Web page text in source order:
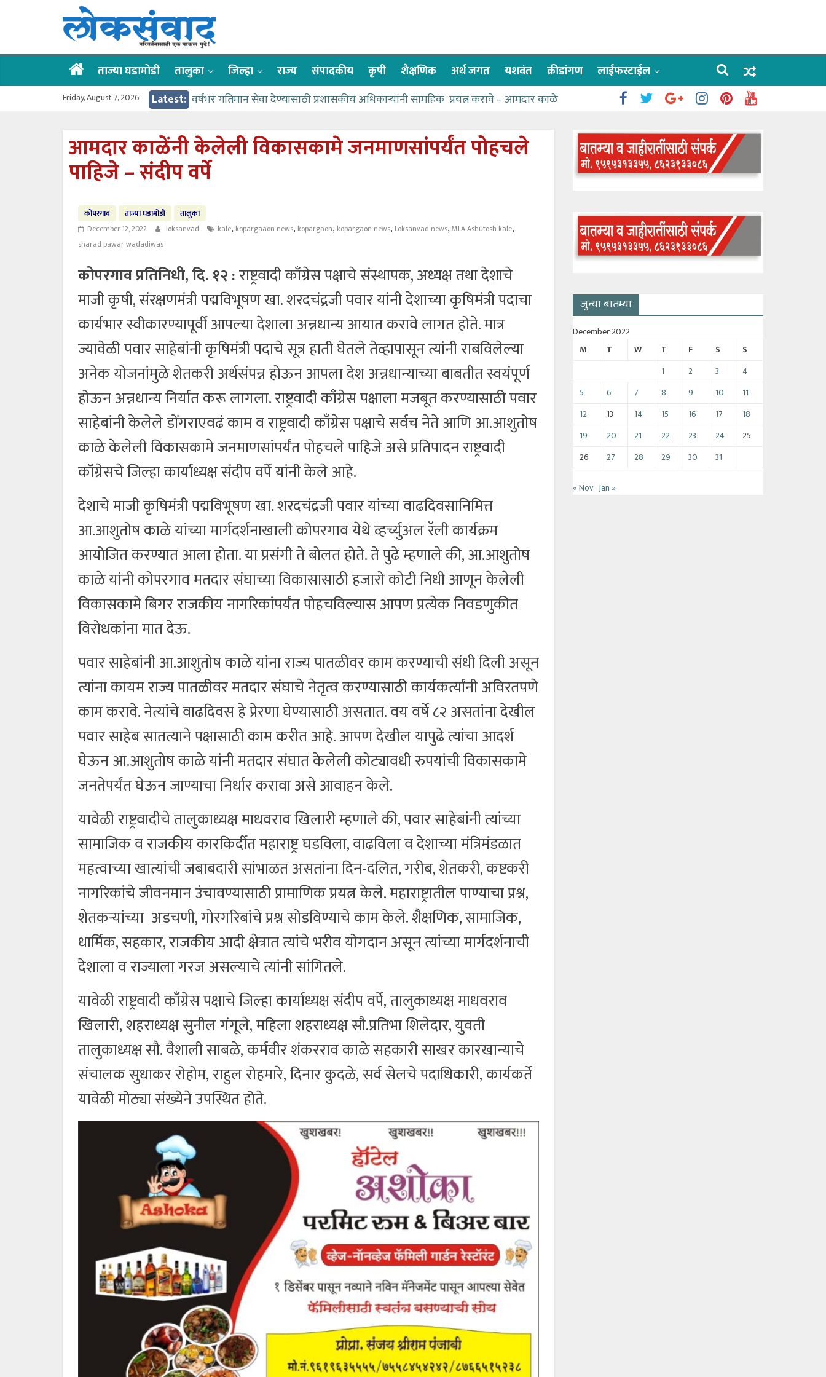
लोकसंवाद
ताज्या
घडामोडी
ताज्या घडामोडी तालुका जिल्हा राज्य संपादकीय कृषी शैक्षणिक अर्थ जगत यशवंत क्रीडांगण लाईफस्टाईल
Friday, August 7, 2026 Latest: वर्षभर गतिमान सेवा देण्यासाठी प्रशासकीय अधिकाऱ्यांनी सामुहिक प्रयत्न करावे – आमदार काळे
आत्मामालिक गुरूकूलाचे २२८ विद्यार्थी शिष्यवृत्तीस पात्र
ईच्छा आणि मेहनतीच्या बळावर यश मिळवता येते – शिवप्रसाद पंडोरे
आमदार आशुतोष काळे यांचा वाढदिवस विविध सामाजिक उपक्रमांनी साजरा
आमदार काळेंनी केलेली विकासकामे जनमाणसांपर्यंत पोहचले
पाहिजे – संदीप वर्पे
कोपरगाव ताज्या घडामोडी
तालुका
December 12, 2022
loksanvad kale, kopargaaon news, kopargaon, kopargaon news, Loksanvad news, MLA Ashutosh kale,
sharad pawar wadadiwas
कोपरगाव प्रतिनिधी, दि. १२ :राष्ट्रवादी काँग्रेस पक्षाचे संस्थापक, अध्यक्ष तथा देशाचे
माजी कृषी, संरक्षणमंत्री पद्मविभूषण खा. शरदचंद्रजी पवार यांनी देशाच्या कृषिमंत्री पदाचा
कार्यभार स्वीकारण्यापूर्वी आपल्या देशाला अन्नधान्य आयात करावे लागत होते. मात्र
ज्यावेळी पवार साहेबांनी कृषिमंत्री पदाचे सूत्र हाती घेतले तेव्हापासून त्यांनी राबविलेल्या
अनेक योजनांमुळे शेतकरी अर्थसंपन्न होऊन आपला देश अन्नधान्याच्या बाबतीत स्वयंपूर्ण
होऊन अन्नधान्य निर्यात करू लागला. राष्ट्रवादी काँग्रेस पक्षाला मजबूत करण्यासाठी पवार
साहेबांनी केलेले डोंगराएवढं काम व राष्ट्रवादी काँग्रेस पक्षाचे सर्वच नेते आणि आ.आशुतोष
काळे केलेली विकासकामे जनमाणसांपर्यंत पोहचले पाहिजे असे प्रतिपादन राष्ट्रवादी
कॉंग्रेसचे जिल्हा कार्याध्यक्ष संदीप वर्पे यांनी केले आहे.
देशाचे माजी कृषिमंत्री पद्मविभूषण खा. शरदचंद्रजी पवार यांच्या वाढदिवसानिमित्त
आ.आशुतोष काळे यांच्या मार्गदर्शनाखाली कोपरगाव येथे व्हर्च्युअल रॅली कार्यक्रम
आयोजित करण्यात आला होता. या प्रसंगी ते बोलत होते. ते पुढे म्हणाले की, आ.आशुतोष
काळे यांनी कोपरगाव मतदार संघाच्या विकासासाठी हजारो कोटी निधी आणून केलेली
विकासकामे बिगर राजकीय नागरिकांपर्यंत पोहचविल्यास आपण प्रत्येक निवडणुकीत
विरोधकांना मात देऊ.
पवार साहेबांनी आ.आशुतोष काळे यांना राज्य पातळीवर काम करण्याची संधी दिली असून
त्यांना कायम राज्य पातळीवर मतदार संघाचे नेतृत्व करण्यासाठी कार्यकर्त्यांनी अविरतपणे
काम करावे. नेत्यांचे वाढदिवस हे प्रेरणा घेण्यासाठी असतात. वय वर्षे ८२ असतांना देखील
पवार साहेब सातत्याने पक्षासाठी काम करीत आहे. आपण देखील यापुढे त्यांचा आदर्श
घेऊन आ.आशुतोष काळे यांनी मतदार संघात केलेली कोट्यावधी रुपयांची विकासकामे
जनतेपर्यंत घेऊन जाण्याचा निर्धार करावा असे आवाहन केले.
यावेळी राष्ट्रवादीचे तालुकाध्यक्ष माधवराव खिलारी म्हणाले की, पवार साहेबांनी त्यांच्या
सामाजिक व राजकीय कारकिर्दीत महाराष्ट्र घडविला, वाढविला व देशाच्या मंत्रिमंडळात
महत्वाच्या खात्यांची जबाबदारी सांभाळत असतांना दिन-दलित, गरीब, शेतकरी, कष्टकरी
नागरिकांचे जीवनमान उंचावण्यासाठी प्रामाणिक प्रयत्न केले. महाराष्ट्रातील पाण्याचा प्रश्न,
शेतकऱ्यांच्या अडचणी, गोरगरिबांचे प्रश्न सोडविण्याचे काम केले. शैक्षणिक, सामाजिक,
धार्मिक, सहकार, राजकीय आदी क्षेत्रात त्यांचे भरीव योगदान असून त्यांच्या मार्गदर्शनाची
देशाला व राज्याला गरज असल्याचे त्यांनी सांगितले.
यावेळी राष्ट्रवादी काँग्रेस पक्षाचे जिल्हा कार्याध्यक्ष संदीप वर्पे, तालुकाध्यक्ष माधवराव
खिलारी, शहराध्यक्ष सुनील गंगूले, महिला शहराध्यक्ष सौ.प्रतिभा शिलेदार, युवती
तालुकाध्यक्ष सौ. वैशाली साबळे, कर्मवीर शंकरराव काळे सहकारी साखर कारखान्याचे
संचालक सुधाकर रोहोम, राहुल रोहमारे, दिनार कुदळे, सर्व सेलचे पदाधिकारी, कार्यकर्ते
यावेळी मोठ्या संख्येने उपस्थित होते.
जुन्या बातम्या
December 2022
M
T W T F S
S
1
2 3
4
5
6 7 8 9 10
11
12
13 14 15 16 17
18
19
20 21 22 23 24
25
26
27 28 29 30 31
« Nov Jan »